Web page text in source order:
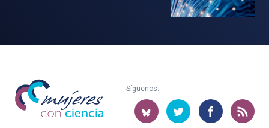
Mujeres
con
ciencia
Síguenos: